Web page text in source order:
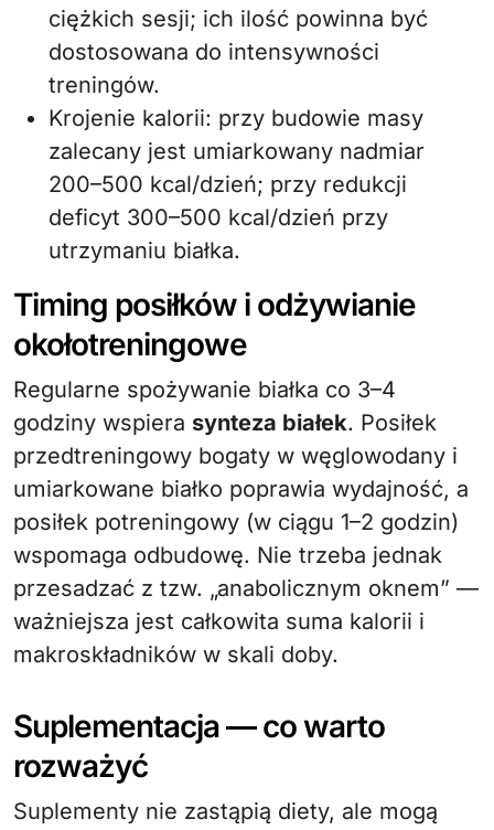
ciężkich sesji; ich ilość powinna być
dostosowana do intensywności
treningów.
Krojenie kalorii: przy budowie masy
zalecany jest umiarkowany nadmiar
200–500 kcal/dzień; przy redukcji
deficyt 300–500 kcal/dzień przy
utrzymaniu białka.
Timing posiłków i odżywianie
okołotreningowe
Regularne spożywanie białka co 3–4
godziny wspiera synteza białek. Posiłek
przedtreningowy bogaty w węglowodany i
umiarkowane białko poprawia wydajność, a
posiłek potreningowy (w ciągu 1–2 godzin)
wspomaga odbudowę. Nie trzeba jednak
przesadzać z tzw. „anabolicznym oknem” —
ważniejsza jest całkowita suma kalorii i
makroskładników w skali doby.
Suplementacja — co warto
rozważyć
Suplementy nie zastąpią diety, ale mogą